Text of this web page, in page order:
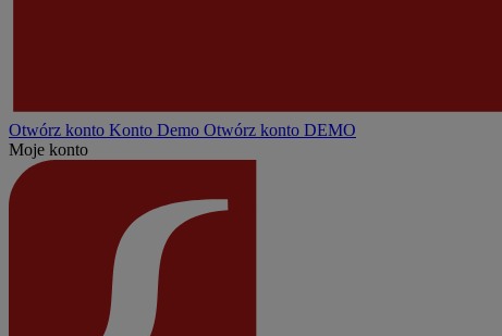
Otwórz konto Konto Demo Otwórz konto DEMO
Moje konto